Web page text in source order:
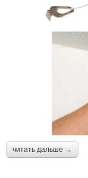
читать дальше →